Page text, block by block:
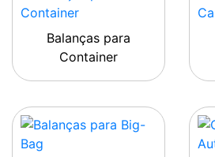
Balanças para
Container